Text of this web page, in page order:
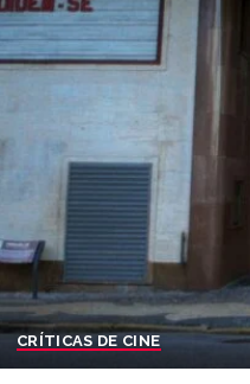
CRÍTICAS DE CINE